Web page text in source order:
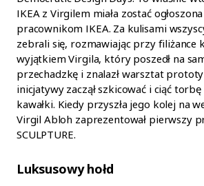
IKEA z Virgilem miała zostać
pracownikom IKEA. Za kulisami
zebrali się, rozmawiając przy filiżance
wyjątkiem Virgila, który poszedł na
przechadzkę i znalazł warsztat
inicjatywy zaczął szkicować i ciąć torbę
kawałki. Kiedy przyszła jego kolej na
Virgil Abloh zaprezentował pierwszy
SCULPTURE.
Luksusowy hołd